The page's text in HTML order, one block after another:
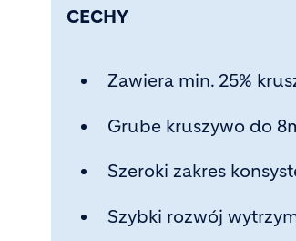
CECHY
Zawiera min. 25%
Grube kruszywo do
Szeroki zakres
Szybki rozwój